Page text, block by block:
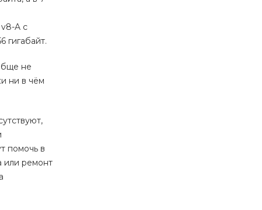
A с
гигабайт.
не
ни в чём
помочь в
или ремонт